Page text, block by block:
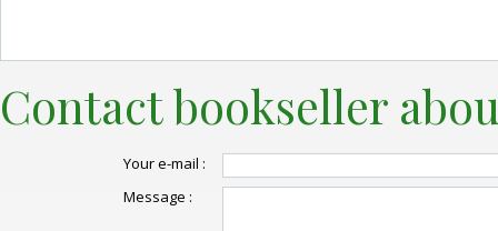
Contact bookseller
Your e-mail :
Message :